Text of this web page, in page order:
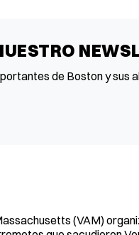
de Boston y sus
(VAM)